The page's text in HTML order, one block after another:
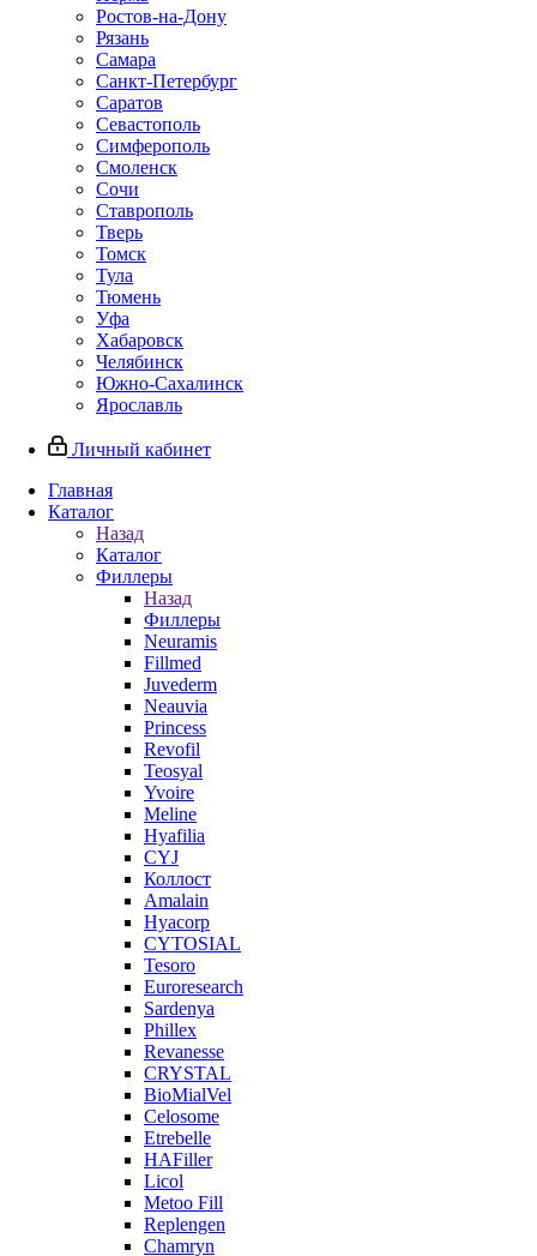
Ростов-на-Дону
Рязань
Самара
Санкт-Петербург
Саратов
Севастополь
Симферополь
Смоленск
Сочи
Ставрополь
Тверь
Томск
Тула
Тюмень
Уфа
Хабаровск
Челябинск
Южно-Сахалинск
Ярославль
Личный кабинет
Главная
Каталог
Назад
Каталог
Филлеры
Назад
Филлеры
Neuramis
Fillmed
Juvederm
Neauvia
Princess
Revofil
Teosyal
Yvoire
Meline
Hyafilia
CYJ
Коллост
Amalain
Hyacorp
CYTOSIAL
Tesoro
Euroresearch
Sardenya
Phillex
Revanesse
CRYSTAL
BioMialVel
Celosome
Etrebelle
HAFiller
Licol
Metoo Fill
Replengen
Chamryn